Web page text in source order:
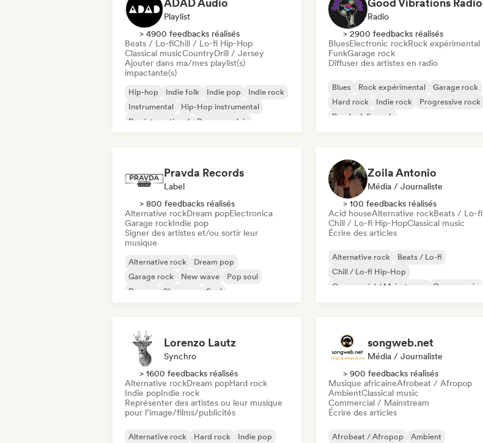
ADAD Audio
Playlist
> 4900 feedbacks réalisés
Beats / Lo-fiChill / Lo-fi Hip-Hop
Classical musicCountryDrill / Jersey
Ajouter dans ma/mes playlist(s)
impactante(s)
Hip-hop Indie folk Indie pop
Indie rock
Instrumental
Hip-Hop instrumental
Rap international
Rap en anglais
Good Vibrations Radio
Radio
> 2900 feedbacks réalisés
BluesElectronic rockRock expérimental
FunkGarage rock
Diffuser des artistes en radio
Blues Rock expérimental
Garage rock
Hard rock
Indie rock
Progressive rock
Psychedelic rock
Pravda Records
Label
> 800 feedbacks réalisés
Alternative rockDream popElectronica
Garage rockIndie pop
Signer des artistes et/ou sortir leur
musique
Alternative rock
Dream pop
Garage rock
New wave
Pop soul
Reggae
Shoegaze Soul
Zoila Antonio
Média / Journaliste
> 100 feedbacks réalisés
Acid houseAlternative rockBeats / Lo-fi
Chill / Lo-fi Hip-HopClassical music
Écrire des articles
Alternative rock
Beats / Lo-fi
Chill / Lo-fi Hip-Hop
Commercial / Mainstream
Dance music
Lorenzo Lautz
Synchro
> 1600 feedbacks réalisés
Alternative rockDream popHard rock
Indie popIndie rock
Représenter des artistes ou leur musique
pour l’image/films/publicités
Alternative rock Hard rock Indie pop
songweb.net
Média / Journaliste
> 900 feedbacks réalisés
Musique africaineAfrobeat / Afropop
AmbientClassical music
Commercial / Mainstream
Écrire des articles
Afrobeat / Afropop Ambient